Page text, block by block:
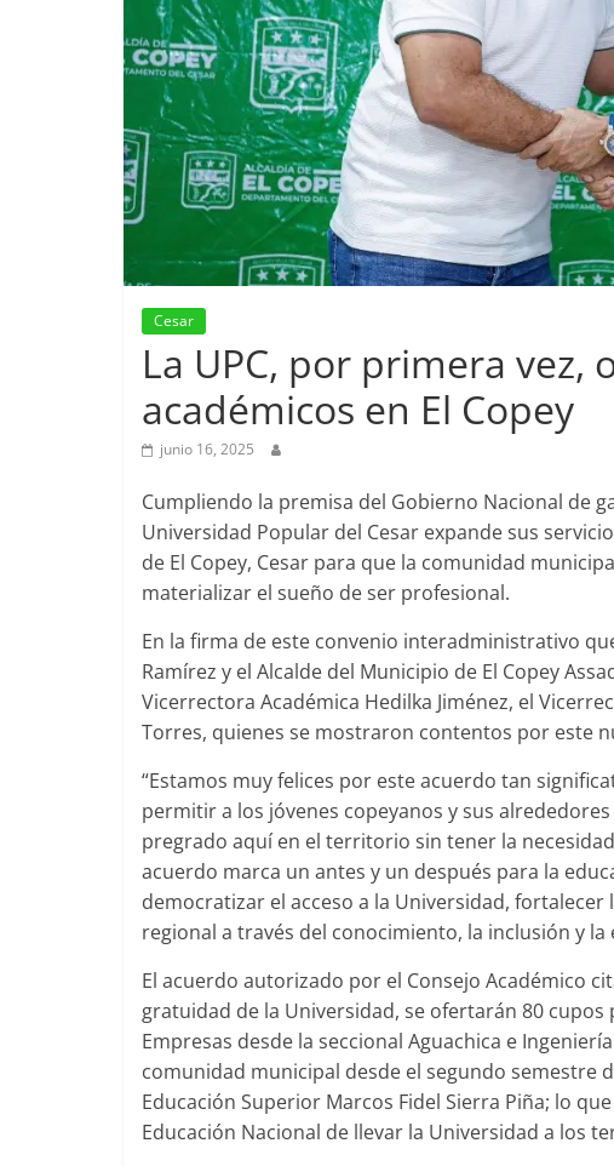
Cesar
La UPC, por primera vez,
académicos en El Copey
junio 16, 2025
Cumpliendo la premisa del Gobierno Nacional de
Universidad Popular del Cesar expande sus
de El Copey, Cesar para que la comunidad
materializar el sueño de ser profesional.
En la firma de este convenio interadministrativo
Ramírez y el Alcalde del Municipio de El Copey
Vicerrectora Académica Hedilka Jiménez, el
Torres, quienes se mostraron contentos por este
“Estamos muy felices por este acuerdo tan
permitir a los jóvenes copeyanos y sus
pregrado aquí en el territorio sin tener la
acuerdo marca un antes y un después para la
democratizar el acceso a la Universidad,
regional a través del conocimiento, la inclusión y la
El acuerdo autorizado por el Consejo Académico
gratuidad de la Universidad, se ofertarán 80
Empresas desde la seccional Aguachica e
comunidad municipal desde el segundo semestre
Educación Superior Marcos Fidel Sierra Piña; lo
Educación Nacional de llevar la Universidad a los